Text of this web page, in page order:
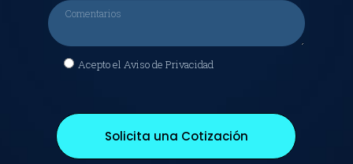
Acepto el Aviso de Privacidad
Solicita una Cotización